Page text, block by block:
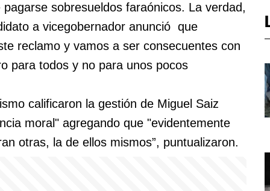
sobresueldos faraónicos. La verdad,
a vicegobernador anunció que
reclamo y vamos a ser consecuentes con
para todos y no para unos pocos
calificaron la gestión de Miguel Saiz
moral" agregando que "evidentemente
otras, la de ellos mismos”, puntualizaron.